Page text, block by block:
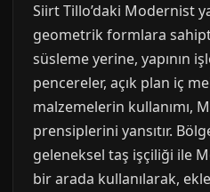
Siirt Tillo’daki Modernist
geometrik formlara
süsleme yerine, yapının
pencereler, açık plan iç
malzemelerin kullanımı,
prensiplerini yansıtır.
geleneksel taş işçiliği ile
bir arada kullanılarak,